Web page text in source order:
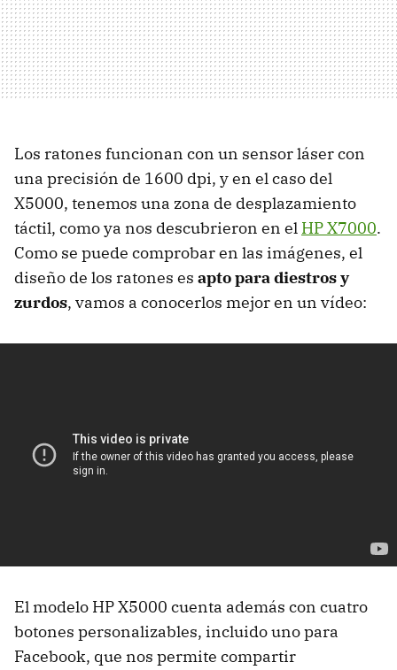
Los ratones funcionan con un sensor láser con
una precisión de 1600 dpi, y en el caso del
X5000, tenemos una zona de desplazamiento
táctil, como ya nos descubrieron en el HP X7000.
Como se puede comprobar en las imágenes, el
diseño de los ratones es apto para diestros y
zurdos, vamos a conocerlos mejor en un vídeo:
El modelo HP X5000 cuenta además con cuatro
botones personalizables, incluido uno para
Facebook, que nos permite compartir